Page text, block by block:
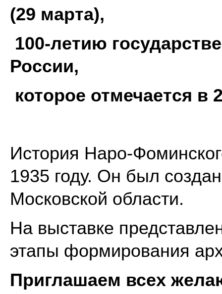
(29 марта),
100-летию
России,
которое отмечается в
История Наро-
1935 году. Он был
Московской области.
На выставке
этапы формирования
Приглашаем всех